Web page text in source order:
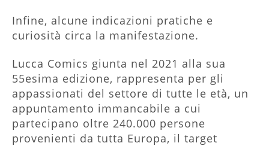
Infine, alcune indicazioni pratiche e
curiosità circa la manifestazione.
Lucca Comics giunta nel 2021 alla sua
55esima edizione, rappresenta per gli
appassionati del settore di tutte le età, un
appuntamento immancabile a cui
partecipano oltre 240.000 persone
provenienti da tutta Europa, il target